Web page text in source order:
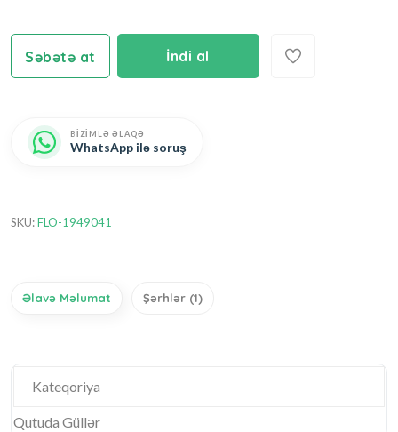
Səbətə at İndi al
BİZİMLƏ ƏLAQƏ
WhatsApp ilə soruş
SKU:FLO-1949041
Əlavə Məlumat Şərhlər (1)
Kateqoriya
Qutuda Güllər